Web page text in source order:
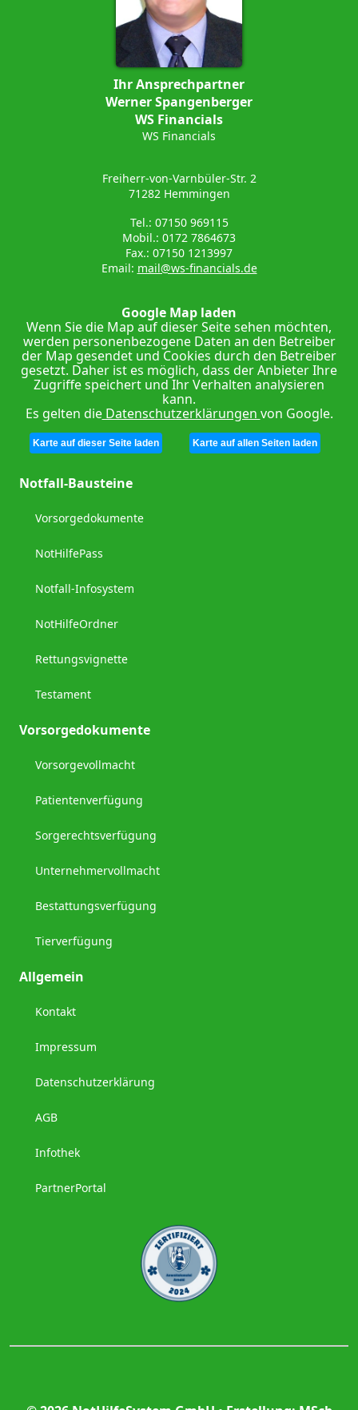
Ihr Ansprechpartner
Werner Spangenberger
WS Financials
WS Financials
Freiherr-von-Varnbüler-Str. 2
71282 Hemmingen
Tel.: 07150 969115
Mobil.: 0172 7864673
Fax.: 07150 1213997
Email: mail@ws-financials.de
Google Map laden
Wenn Sie die Map auf dieser Seite sehen möchten,
werden personenbezogene Daten an den Betreiber
der Map gesendet und Cookies durch den Betreiber
gesetzt. Daher ist es möglich, dass der Anbieter Ihre
Zugriffe speichert und Ihr Verhalten analysieren
kann.
Es gelten dieDatenschutzerklärungen von Google.
Karte auf dieser Seite laden Karte auf allen Seiten laden
Notfall-Bausteine
Vorsorgedokumente
NotHilfePass
Notfall-Infosystem
NotHilfeOrdner
Rettungsvignette
Testament
Vorsorgedokumente
Vorsorgevollmacht
Patientenverfügung
Sorgerechtsverfügung
Unternehmervollmacht
Bestattungsverfügung
Tierverfügung
Allgemein
Kontakt
Impressum
Datenschutzerklärung
AGB
Infothek
PartnerPortal